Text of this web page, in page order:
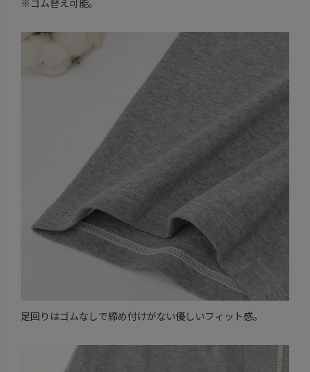
足回りはゴムなしで締め付けがない優しいフィット感。